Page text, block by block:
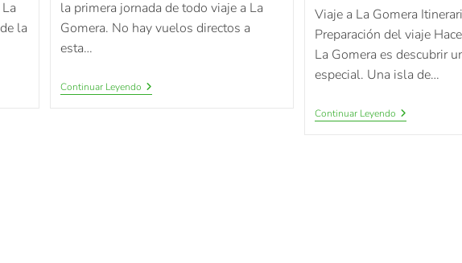
la
la primera jornada de todo viaje a La
Gomera. No hay vuelos directos a
esta…
Continuar Leyendo
Viaje a La Gomera
Preparación del viaje
La Gomera es descubrir
especial. Una isla de…
Continuar Leyendo